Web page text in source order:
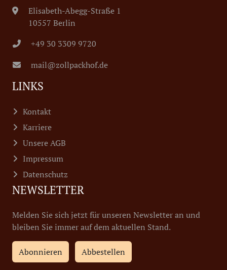
Elisabeth-Abegg-Straße 1
10557 Berlin
+49 30 3309 9720
mail@zollpackhof.de
LINKS
Kontakt
Karriere
Unsere AGB
Impressum
Datenschutz
NEWSLETTER
Melden Sie sich jetzt für unseren Newsletter an und
bleiben Sie immer auf dem aktuellen Stand.
Abonnieren Abbestellen